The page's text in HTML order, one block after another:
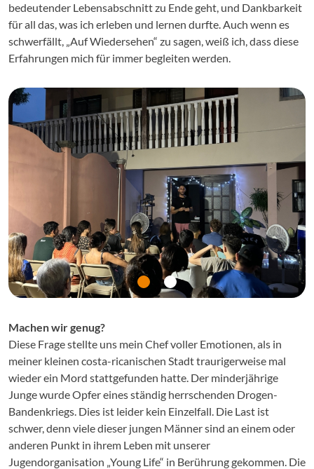
bedeutender Lebensabschnitt zu Ende geht, und Dankbarkeit
für all das, was ich erleben und lernen durfte. Auch wenn es
schwerfällt, „Auf Wiedersehen“ zu sagen, weiß ich, dass diese
Erfahrungen mich für immer begleiten werden.
Machen wir genug?
Diese Frage stellte uns mein Chef voller Emotionen, als in
meiner kleinen costa-ricanischen Stadt traurigerweise mal
wieder ein Mord stattgefunden hatte. Der minderjährige
Junge wurde Opfer eines ständig herrschenden Drogen-
Bandenkriegs. Dies ist leider kein Einzelfall. Die Last ist
schwer, denn viele dieser jungen Männer sind an einem oder
anderen Punkt in ihrem Leben mit unserer
Jugendorganisation „Young Life“ in Berührung gekommen. Die